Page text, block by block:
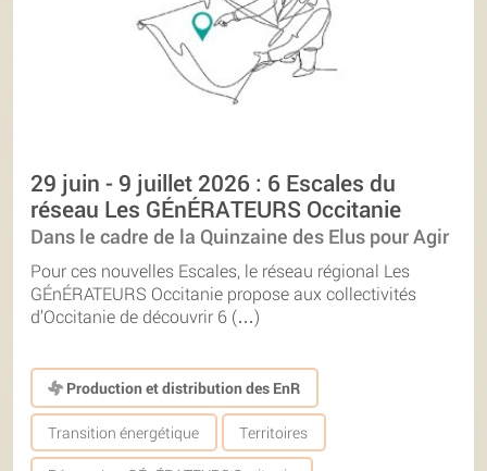
29 juin - 9 juillet 2026 : 6 Escales du
réseau Les GÉnÉRATEURS Occitanie
Dans le cadre de la Quinzaine des Elus pour Agir
Pour ces nouvelles Escales, le réseau régional Les
GÉnÉRATEURS Occitanie propose aux collectivités
d’Occitanie de découvrir 6 (…)
Production et distribution des EnR
Transition énergétique Territoires